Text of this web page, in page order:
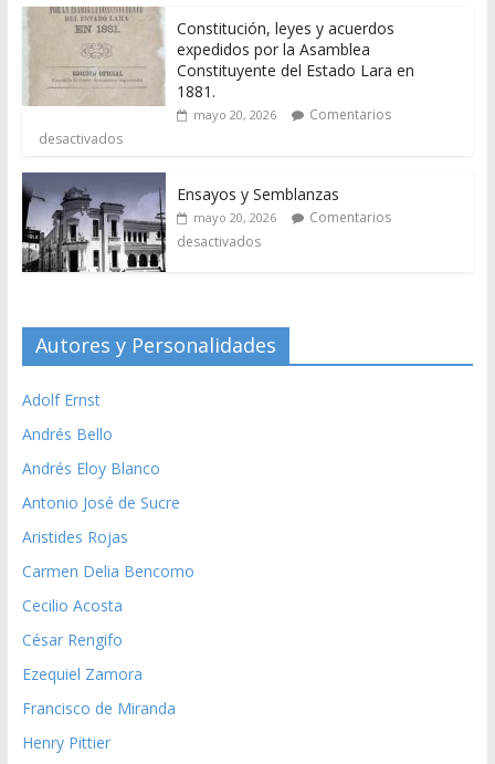
Constitución, leyes y acuerdos
expedidos por la Asamblea
Constituyente del Estado Lara en
1881.
mayo 20, 2026
Comentarios
desactivados
Ensayos y Semblanzas
mayo 20, 2026
Comentarios
desactivados
Autores y Personalidades
Adolf Ernst
Andrés Bello
Andrés Eloy Blanco
Antonio José de Sucre
Aristides Rojas
Carmen Delia Bencomo
Cecilio Acosta
César Rengifo
Ezequiel Zamora
Francisco de Miranda
Henry Pittier